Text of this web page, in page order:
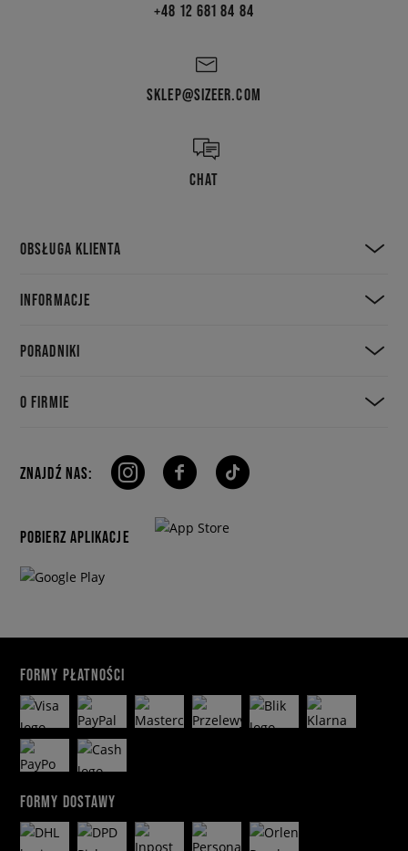
+48 12 681 84 84
SKLEP@SIZEER.COM
CHAT
OBSŁUGA KLIENTA
INFORMACJE
PORADNIKI
O FIRMIE
ZNAJDŹ NAS:
POBIERZ APLIKACJE
FORMY PŁATNOŚCI
FORMY DOSTAWY